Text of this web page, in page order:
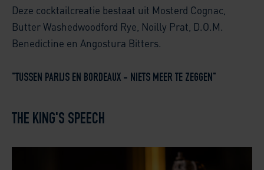
Deze cocktailcreatie bestaat uit Mosterd Cognac,
Butter Washedwoodford Rye, Noilly Prat, D.O.M.
Benedictine en Angostura Bitters.
"TUSSEN PARIJS EN BORDEAUX - NIETS MEER TE ZEGGEN"
THE KING'S SPEECH